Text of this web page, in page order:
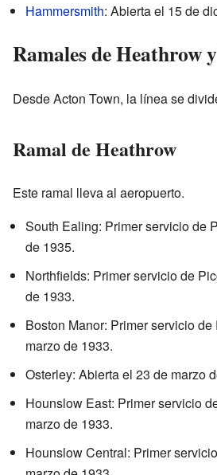
Hammersmith: Abierta el 15 de
Ramales de Heathrow
Desde Acton Town, la línea se
Ramal de Heathrow
Este ramal lleva al aeropuerto.
South Ealing: Primer servicio de
de 1935.
Northfields: Primer servicio de
de 1933.
Boston Manor: Primer servicio
marzo de 1933.
Osterley: Abierta el 23 de marzo
Hounslow East: Primer servicio
marzo de 1933.
Hounslow Central: Primer